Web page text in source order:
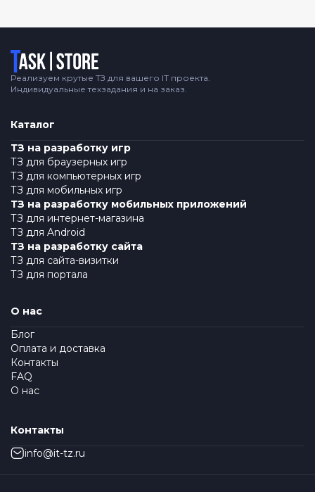
Логотип
Реализуем крутые ТЗ для вашего IT проекта.
Индивидуальные техзадания и на заказ.
Каталог
ТЗ на разработку игр
ТЗ для браузерных игр
ТЗ для компьютерных игр
ТЗ для мобильных игр
ТЗ на разработку мобильных приложений
ТЗ для интернет-магазина
ТЗ для Android
ТЗ на разработку сайта
ТЗ для сайта-визитки
ТЗ для портала
О нас
Блог
Оплата и доставка
Контакты
FAQ
О нас
Контакты
info@it-tz.ru